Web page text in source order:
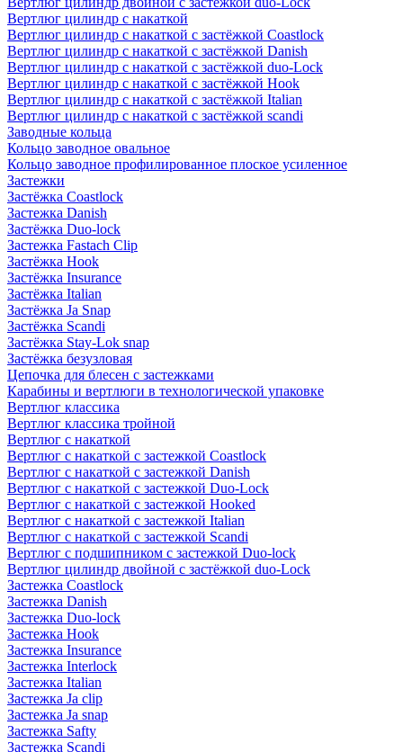
Вертлюг цилиндр с накаткой
Вертлюг цилиндр с накаткой с застёжкой Coastlock
Вертлюг цилиндр с накаткой с застёжкой Danish
Вертлюг цилиндр с накаткой с застёжкой duo-Lock
Вертлюг цилиндр с накаткой с застёжкой Hook
Вертлюг цилиндр с накаткой с застёжкой Italian
Вертлюг цилиндр с накаткой с застёжкой scandi
Заводные кольца
Кольцо заводное овальное
Кольцо заводное профилированное плоское усиленное
Застежки
Застёжка Coastlock
Застежка Danish
Застёжка Duo-lock
Застежка Fastach Clip
Застёжка Hook
Застёжка Insurance
Застёжка Italian
Застёжка Ja Snap
Застёжка Scandi
Застёжка Stay-Lok snap
Застёжка безузловая
Цепочка для блесен с застежками
Карабины и вертлюги в технологической упаковке
Вертлюг классика
Вертлюг классика тройной
Вертлюг с накаткой
Вертлюг с накаткой с застежкой Coastlock
Вертлюг с накаткой с застежкой Danish
Вертлюг с накаткой с застежкой Duo-Lock
Вертлюг с накаткой с застежкой Hooked
Вертлюг с накаткой с застежкой Italian
Вертлюг с накаткой с застежкой Scandi
Вертлюг с подшипником с застежкой Duo-lock
Вертлюг цилиндр двойной с застёжкой duo-Lock
Застежка Coastlock
Застежка Danish
Застежка Duo-lock
Застежка Hook
Застежка Insurance
Застежка Interlock
Застежка Italian
Застежка Ja clip
Застежка Ja snap
Застежка Safty
Застежка Scandi